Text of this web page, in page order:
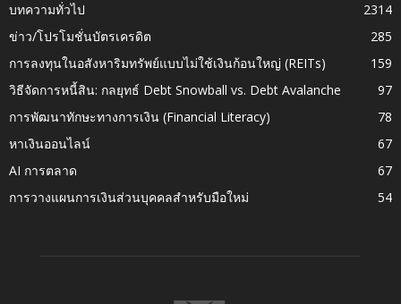
บทความทั่วไป
2314
ข่าว/โปรโมชั่นบัตรเครดิต
285
การลงทุนในอสังหาริมทรัพย์แบบไม่ใช้เงินก้อนใหญ่ (REITs)
159
วิธีจัดการหนี้สิน: กลยุทธ์ Debt Snowball vs. Debt Avalanche
97
การพัฒนาทักษะทางการเงิน (Financial Literacy)
78
หาเงินออนไลน์
67
AI การตลาด
67
การวางแผนการเงินส่วนบุคคลสำหรับมือใหม่
54